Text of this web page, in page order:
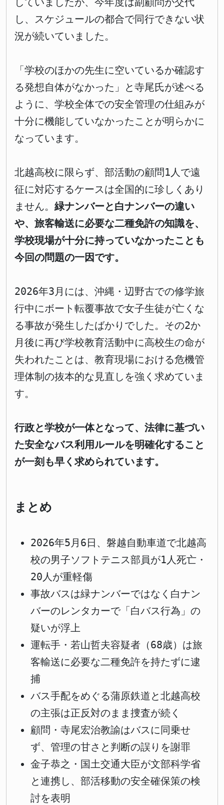
し、スケジュールの都合で同行できない状
況が続いていました。
「学校のほかの先生に空いているか確認す
る発想自体がなかった」と寺尾氏が述べる
ように、学校全体での安全管理の仕組みが
十分に機能していなかったことが明らかに
なっています。
北越高校に限らず、部活動の顧問1人で遠
征に対応するケースは全国的に珍しくあり
ません。 緑ナンバーと白ナンバーの違い
や、旅客輸送に必要な二種免許の知識を、
学校現場が十分に持っていなかったことも
今回の問題の一因です。
2026年3月には、沖縄・辺野古での修学旅
行中にボート転覆事故で女子生徒が亡くな
る事故が発生したばかりでした。その2か
月後に再び学校教育活動中に高校生の命が
失われたことは、教育現場における危機管
理体制の抜本的な見直しを強く求めていま
す。
行政と学校が一体となって、法律に基づい
た安全なバス利用ルールを明確化すること
が一刻も早く求められています。
まとめ
2026年5月6日、磐越自動車道で北越高
校の男子ソフトテニス部員が1人死亡・
20人が重軽傷
事故バスは緑ナンバーではなく白ナン
バーのレンタカーで「白バス行為」の
疑いが浮上
運転手・若山哲夫容疑者（68歳）は旅
客輸送に必要な二種免許を持たずに逮
捕
バス手配をめぐる蒲原鉄道と北越高校
の主張は正反対のまま捜査が続く
顧問・寺尾宏治教諭はバスに同乗せ
ず、管理の甘さと判断の誤りを謝罪
金子恭之・国土交通大臣が文部科学省
と連携し、部活移動の安全確保策の検
討を表明